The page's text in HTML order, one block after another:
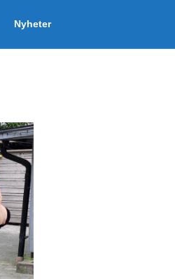
Nyheter